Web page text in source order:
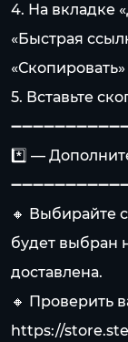
4. На вкладке
«Быстрая
«Скопировать»
5. Вставьте
*️⃣ —
🔸 Выбирайте
будет выбран
доставлена.
🔸 Проверить
https://